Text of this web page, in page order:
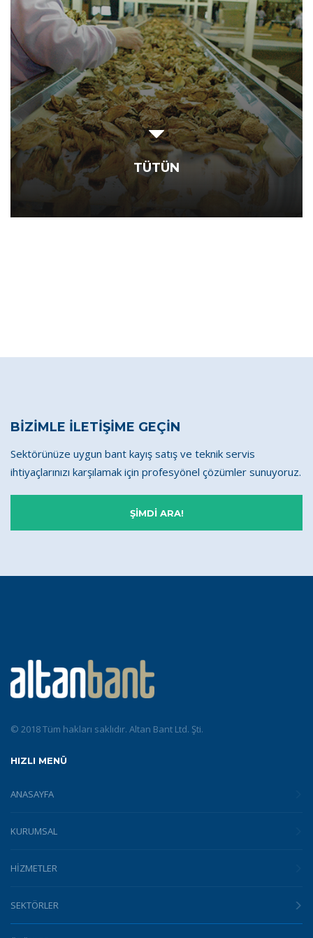
TÜTÜN
BİZİMLE İLETİŞİME GEÇİN
Sektörünüze uygun bant kayış satış ve teknik servis
ihtiyaçlarınızı karşılamak için profesyönel çözümler sunuyoruz.
ŞİMDİ ARA!
© 2018 Tüm hakları saklıdır. Altan Bant Ltd. Şti.
HIZLI MENÜ
ANASAYFA
KURUMSAL
HİZMETLER
SEKTÖRLER